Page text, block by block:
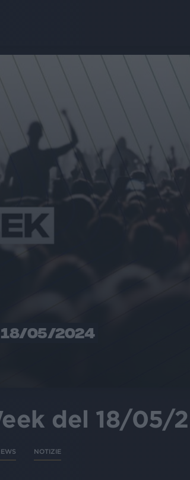
18/05/2024
del 18/05/
NOTIZIE